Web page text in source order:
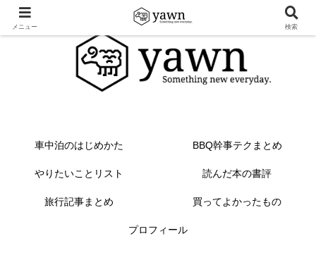
車中泊のはじめかた BBQ幹事テクまとめ
やりたいことリスト 読んだ本の書評
旅行記事まとめ 買ってよかったもの
プロフィール
メニュー 検索